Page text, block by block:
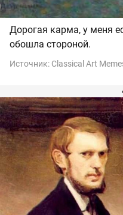
Дорогая карма, у меня
обошла стороной.
Источник: Classical Art